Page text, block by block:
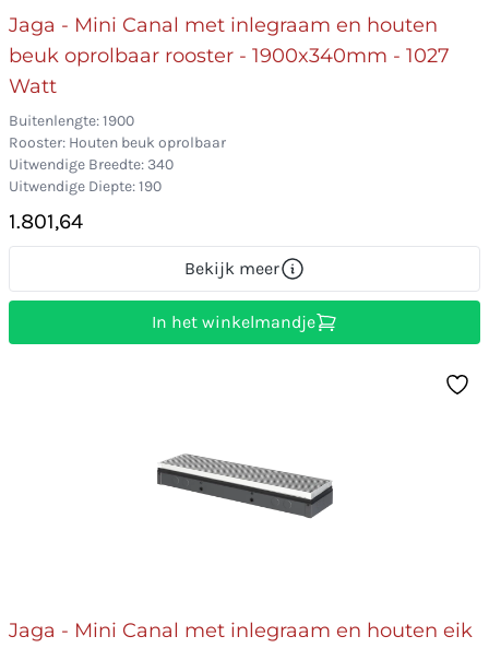
Jaga - Mini Canal met inlegraam en houten
beuk oprolbaar rooster - 1900x340mm - 1027
Watt
Buitenlengte: 1900
Rooster: Houten beuk oprolbaar
Uitwendige Breedte: 340
Uitwendige Diepte: 190
1.801,64
Bekijk meer
In het winkelmandje
Jaga - Mini Canal met inlegraam en houten eik